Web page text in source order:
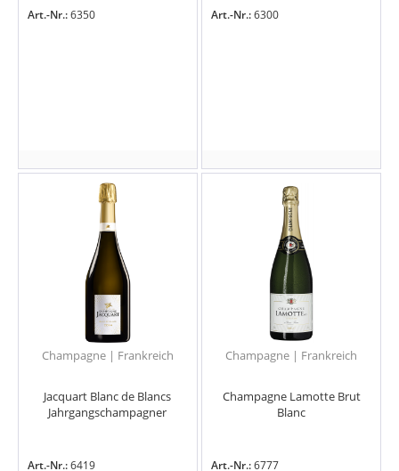
Art.-Nr.:6350 Art.-Nr.:6300
Champagne | Frankreich
Jacquart Blanc de Blancs
Jahrgangschampagner
Art.-Nr.:6419
Champagne | Frankreich
Champagne Lamotte Brut
Blanc
Art.-Nr.:6777